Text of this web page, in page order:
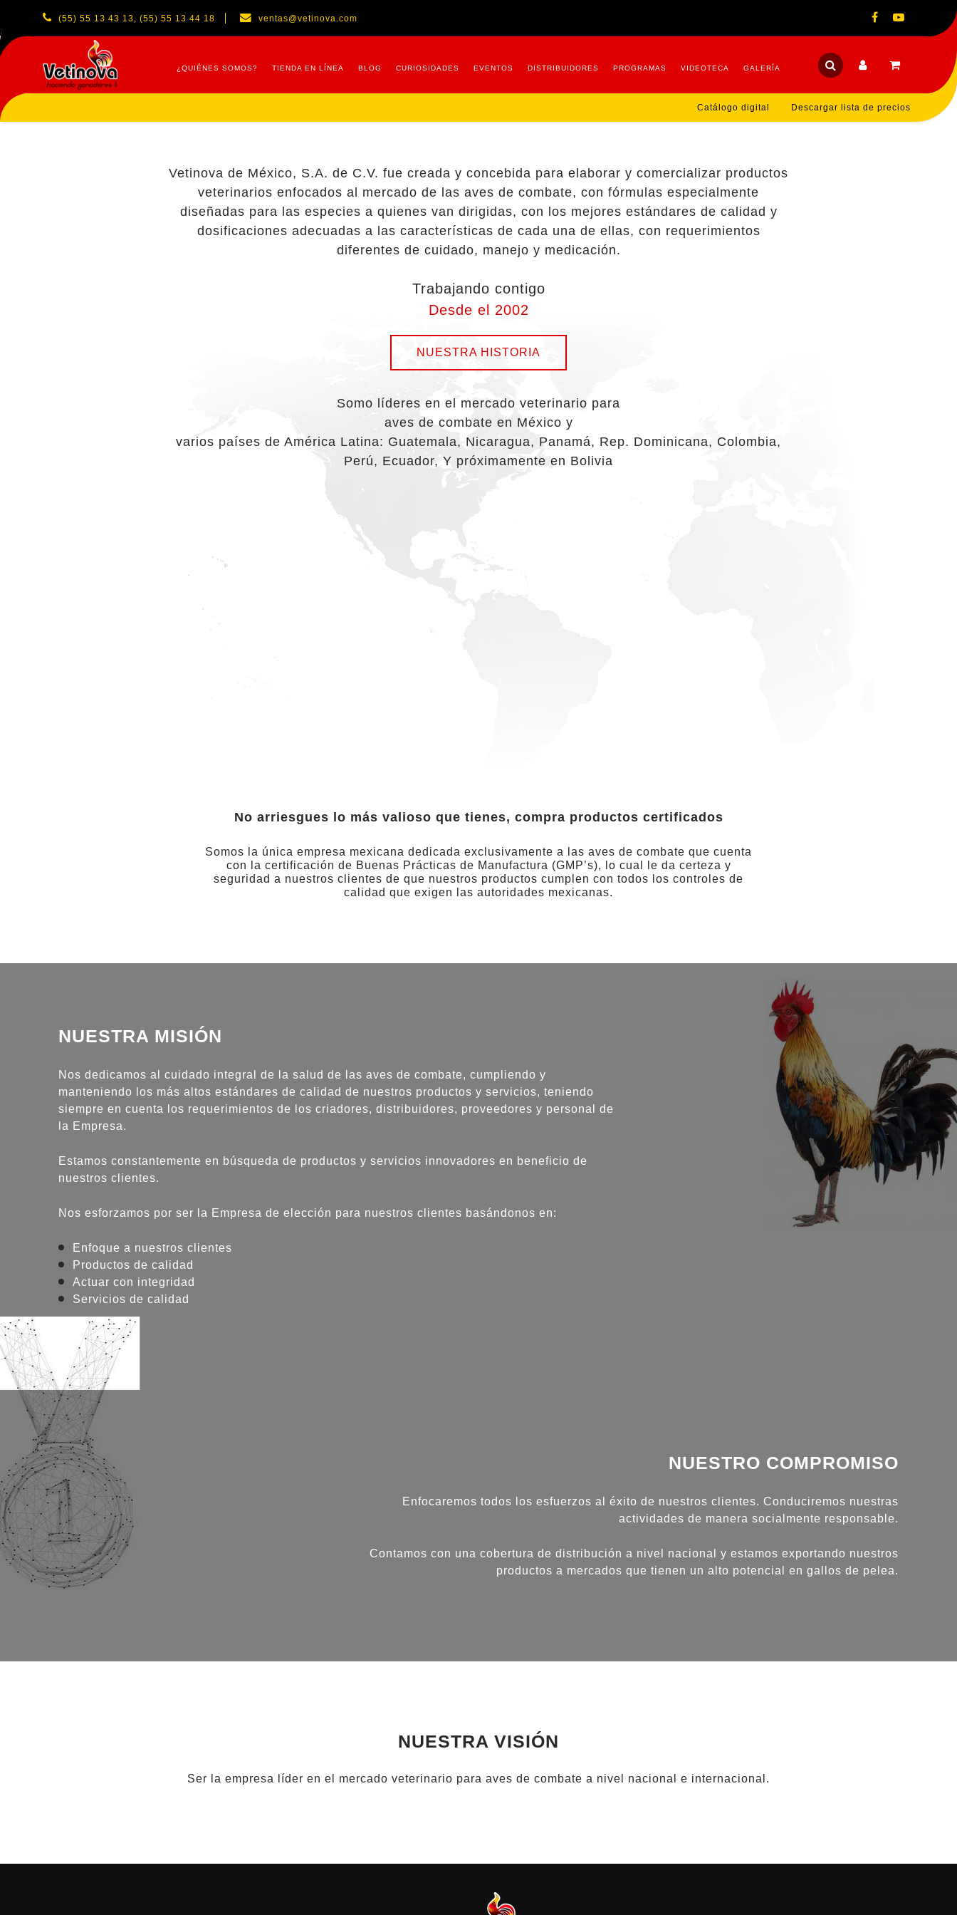
(55) 55 13 43 13, (55) 55 13 44 18 ventas@vetinova.com
¿QUIÉNES SOMOS? TIENDA EN LÍNEA BLOG CURIOSIDADES EVENTOS DISTRIBUIDORES PROGRAMAS VIDEOTECA GALERÍA
Catálogo digital Descargar lista de precios
Vetinova de México, S.A. de C.V. fue creada y concebida para elaborar y comercializar productos
veterinarios enfocados al mercado de las aves de combate, con fórmulas especialmente
diseñadas para las especies a quienes van dirigidas, con los mejores estándares de calidad y
dosificaciones adecuadas a las características de cada una de ellas, con requerimientos
diferentes de cuidado, manejo y medicación.
Trabajando contigo
Desde el 2002
NUESTRA HISTORIA
Somo líderes en el mercado veterinario para
aves de combate en México y
varios países de América Latina: Guatemala, Nicaragua, Panamá, Rep. Dominicana, Colombia,
Perú, Ecuador, Y próximamente en Bolivia
No arriesgues lo más valioso que tienes, compra productos certificados
Somos la única empresa mexicana dedicada exclusivamente a las aves de combate que cuenta
con la certificación de Buenas Prácticas de Manufactura (GMP’s), lo cual le da certeza y
seguridad a nuestros clientes de que nuestros productos cumplen con todos los controles de
calidad que exigen las autoridades mexicanas.
NUESTRA MISIÓN
Nos dedicamos al cuidado integral de la salud de las aves de combate, cumpliendo y
manteniendo los más altos estándares de calidad de nuestros productos y servicios, teniendo
siempre en cuenta los requerimientos de los criadores, distribuidores, proveedores y personal de
la Empresa.
Estamos constantemente en búsqueda de productos y servicios innovadores en beneficio de
nuestros clientes.
Nos esforzamos por ser la Empresa de elección para nuestros clientes basándonos en:
Enfoque a nuestros clientes
Productos de calidad
Actuar con integridad
Servicios de calidad
NUESTRO COMPROMISO
Enfocaremos todos los esfuerzos al éxito de nuestros clientes. Conduciremos nuestras
actividades de manera socialmente responsable.
Contamos con una cobertura de distribución a nivel nacional y estamos exportando nuestros
productos a mercados que tienen un alto potencial en gallos de pelea.
NUESTRA VISIÓN
Ser la empresa líder en el mercado veterinario para aves de combate a nivel nacional e internacional.